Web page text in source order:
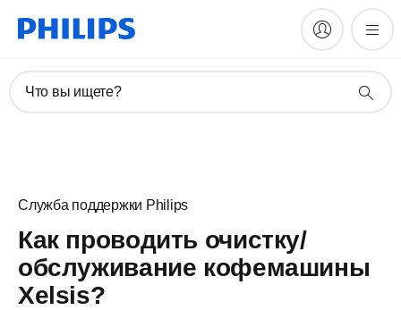
Что вы ищете?
Служба поддержки Philips
Как проводить очистку/
обслуживание кофемашины
Xelsis?